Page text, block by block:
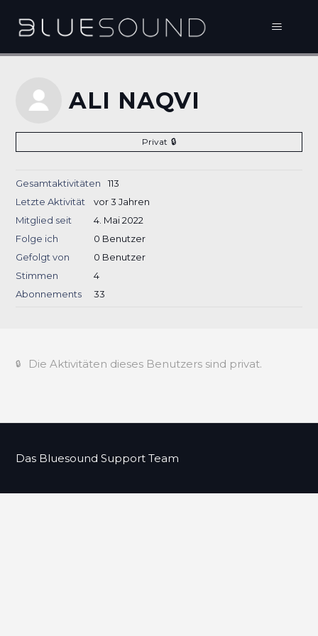
ALI NAQVI
Privat
Gesamtaktivitäten
113
Letzte Aktivität
vor 3 Jahren
Mitglied seit
4. Mai 2022
Folge ich
0 Benutzer
Gefolgt von
0 Benutzer
Stimmen
4
Abonnements
33
Die Aktivitäten dieses Benutzers sind privat.
Das Bluesound Support Team